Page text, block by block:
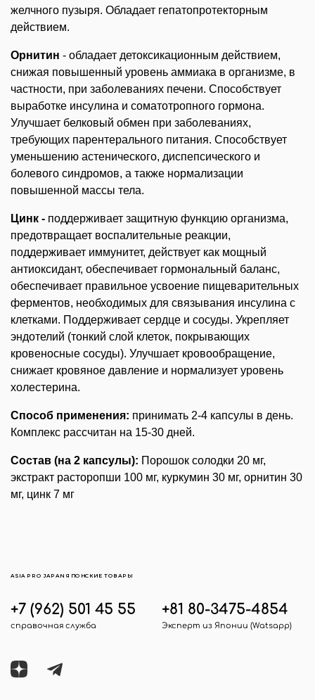
желчного пузыря. Обладает гепатопротекторным
действием.
Орнитин - обладает детоксикационным действием,
снижая повышенный уровень аммиака в организме, в
частности, при заболеваниях печени. Способствует
выработке инсулина и соматотропного гормона.
Улучшает белковый обмен при заболеваниях,
требующих парентерального питания. Способствует
уменьшению астенического, диспепсического и
болевого синдромов, а также нормализации
повышенной массы тела.
Цинк - поддерживает защитную функцию организма,
предотвращает воспалительные реакции,
поддерживает иммунитет, действует как мощный
антиоксидант, обеспечивает гормональный баланс,
обеспечивает правильное усвоение пищеварительных
ферментов, необходимых для связывания инсулина с
клетками. Поддерживает сердце и сосуды. Укрепляет
эндотелий (тонкий слой клеток, покрывающих
кровеносные сосуды). Улучшает кровообращение,
снижает кровяное давление и нормализует уровень
холестерина.
Способ применения: принимать 2-4 капсулы в день.
Комплекс рассчитан на 15-30 дней.
Состав (на 2 капсулы): Порошок солодки 20 мг,
экстракт расторопши 100 мг, куркумин 30 мг, орнитин 30
мг, цинк 7 мг
+7 (962) 501 45 55
справочная служба
+81 80-3475-4854
Эксперт из Японии (Watsapp)
ASIA PRO JAPAN ЯПОНСКИЕ ТОВАРЫ